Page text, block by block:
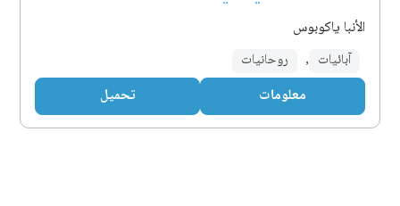
الأنبا ياكوبوس
آبائيات , روحانيات
معلومات تحميل